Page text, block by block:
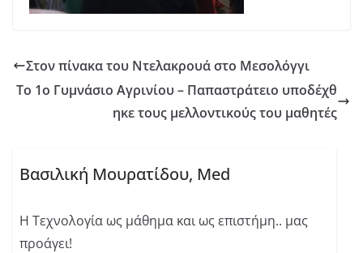
Στον πίνακα του Ντελακρουά στο Μεσολόγγι
Το 1ο Γυμνάσιο Αγρινίου – Παπαστράτειο υποδέχθ
ηκε τους μελλοντικούς του μαθητές
Βασιλική Μουρατίδου, Med
Η Τεχνολογία ως μάθημα και ως επιστήμη.. μας
προάγει!